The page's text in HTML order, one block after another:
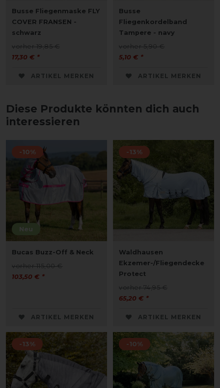
Busse Fliegenmaske FLY
COVER FRANSEN -
schwarz
vorher 19,85 €
17,30 € *
ARTIKEL MERKEN
Busse
Fliegenkordelband
Tampere - navy
vorher 5,90 €
5,10 € *
ARTIKEL MERKEN
Diese Produkte könnten dich auch
interessieren
Neu
-10%
Bucas Buzz-Off & Neck
vorher 115,00 €
103,50 € *
ARTIKEL MERKEN
-13%
Waldhausen
Ekzemer-/Fliegendecke
Protect
vorher 74,95 €
65,20 € *
ARTIKEL MERKEN
-13% -10%